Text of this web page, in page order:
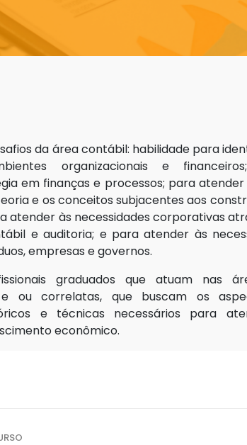
da área contábil: habilidade para
organizacionais e
em finanças e processos; para
e os conceitos subjacentes aos
atender às necessidades corporativas
e auditoria; e para atender às
empresas e governos.
graduados que atuam nas
e ou correlatas, que buscam os
e técnicas necessários para
econômico.